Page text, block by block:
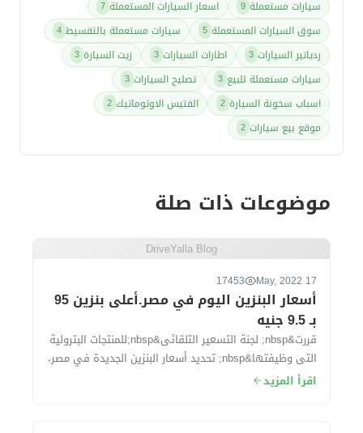
سيارات مستعملة 9 اسعار السيارات المستعملة 7
سوق السيارات المستعملة 5 سيارات مستعملة بالتقسيط 4
ردياتير السيارات 3 اطارات السيارات 3 زيت السيارة 3
سيارات مستعملة للبيع 3 تصليح السيارات 3
اسباب سخونة السيارة 2 الفتيس الاوتوماتيك 2
موقع بيع سيارات 2
موضوعات ذات صلة
DriveYalla Blog
17 May, 2022
17453
أسعار البنزين اليوم في مصر.أعلى بنزين 95
بـ 9.5 جنيه
قررت&nbsp; لجنة التسعير التلقائى&nbsp;للمنتجات البترولية
التى وظيفتها&nbsp; تحديد أسعار البنزين الجديدة في مصر،
وقد تهدف لجنة التسعير إلى تح...
اقرأ المزيد